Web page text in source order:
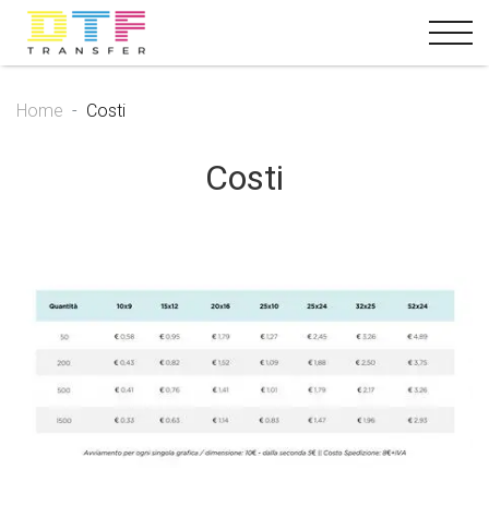
Home Costi
Costi